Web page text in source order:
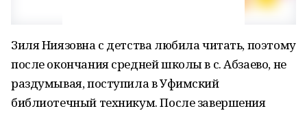
Зиля Ниязовна с детства любила читать, поэтому
после окончания средней школы в с. Абзаево, не
раздумывая, поступила в Уфимский
библиотечный техникум. После завершения